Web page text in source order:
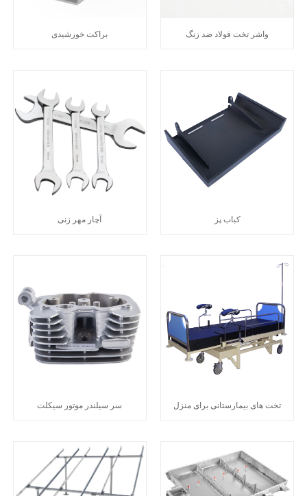
براکت خورشیدی واشر تخت فولاد ضد زنگ
آچار مهر زنی کباب پز
سر سیلندر موتور سیکلت تخت های بیمارستانی برای منزل